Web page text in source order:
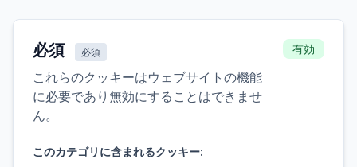
必須 必須
これらのクッキーはウェブサイトの機能
に必要であり無効にすることはできませ
ん。
有効
このカテゴリに含まれるクッキー: